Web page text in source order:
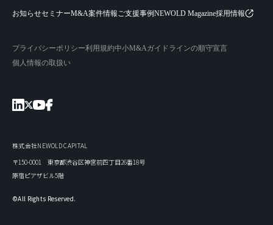
お知らせセミナーM&A案件情報 ご支援事例NEWOLD Magazine採用情報
プライバシーポリシー利用規約中小M&Aガイドラインの順守宣言
個人情報の取扱い
株式会社NEWOLD CAPITAL
〒150-0001 東京都渋谷区神宮前四丁目26番18号
原宿ピアザビル5階
©All Rights Reserved.